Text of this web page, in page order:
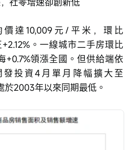
達10,009元/平米，環比
。一線城市二手房環比
+0.7%領漲全國。但供給端依
投資4月單月降幅擴大至
於2003年以來同期最低。